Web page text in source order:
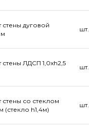
дуговой
м
шт.
ЛДСП 1,0хh2,5
шт.
со стеклом
(стекло h1,4м)
шт.